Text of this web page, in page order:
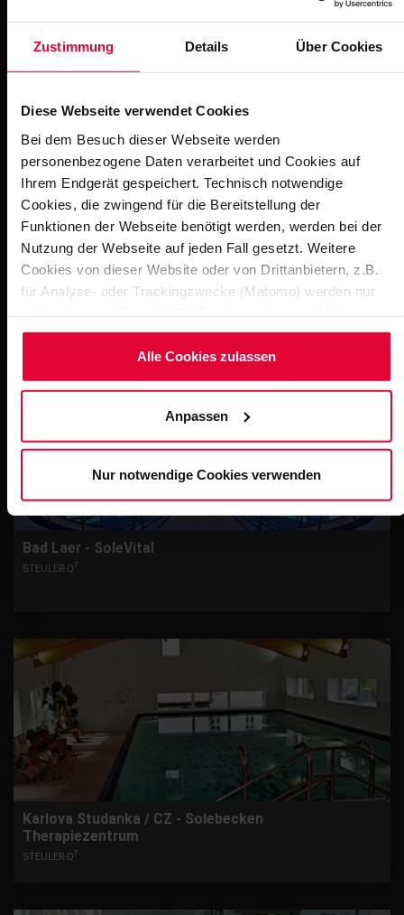
Zustimmung Details Über Cookies
Diese Webseite verwendet Cookies
Bei dem Besuch dieser Webseite werden
personenbezogene Daten verarbeitet und Cookies auf
Ihrem Endgerät gespeichert. Technisch notwendige
Cookies, die zwingend für die Bereitstellung der
Funktionen der Webseite benötigt werden, werden bei der
Nutzung der Webseite auf jeden Fall gesetzt. Weitere
Cookies von dieser Website oder von Drittanbietern, z.B.
für Analyse- oder Trackingzwecke (Matomo) werden nur
Möchten Sie dies nicht, klicken Sie bitte auf "Nur
notwendige Cookies verwenden". Mehr dazu
(einschließlich der Möglichkeit, die Einwilligungserklärung
Cookie-Hinweis(Link im Fuß der Website) bzw.
derDatenschutzerklärung.
Alle Cookies zulassen
Anpassen
Nur notwendige Cookies verwenden
Downloads
Therme Soltau Steuler Pool Linings
Dateigröße: 1 MB | Dateiformat: pdf
Soltau Therme - Steuler Pool Linings
Dateigröße: 759 KB | Dateiformat: pdf
Weitere Impressionen
Bad Laer - SoleVital
STEULER-Q7
Karlova Studanka / CZ - Solebecken
Therapiezentrum
STEULER-Q7